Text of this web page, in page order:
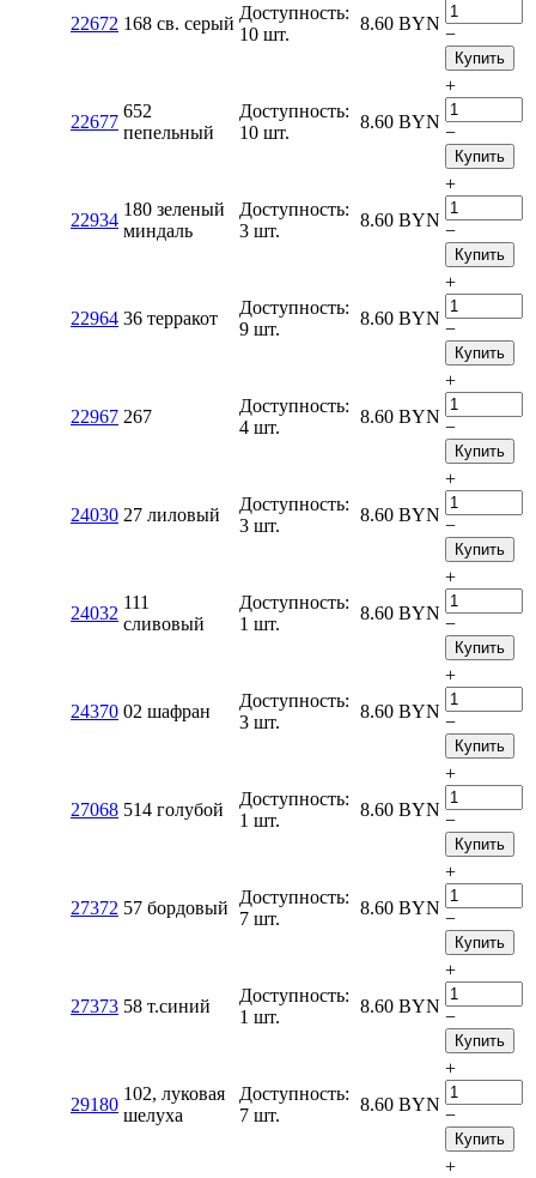
22672 168 св. серый
Доступность:
10 шт.
8.60 BYN
−
Купить
22677
652
пепельный
Доступность:
10 шт.
8.60 BYN
+
−
Купить
22934
180 зеленый
миндаль
Доступность:
3 шт.
8.60 BYN
+
−
Купить
22964 36 терракот
Доступность:
9 шт.
8.60 BYN
+
−
Купить
22967 267
Доступность:
4 шт.
8.60 BYN
+
−
Купить
24030 27 лиловый
Доступность:
3 шт.
8.60 BYN
+
−
Купить
24032
111
сливовый
Доступность:
1 шт.
8.60 BYN
+
−
Купить
24370 02 шафран
Доступность:
3 шт.
8.60 BYN
+
−
Купить
27068 514 голубой
Доступность:
1 шт.
8.60 BYN
+
−
Купить
27372 57 бордовый
Доступность:
7 шт.
8.60 BYN
+
−
Купить
27373 58 т.синий
Доступность:
1 шт.
8.60 BYN
+
−
Купить
29180
102, луковая
шелуха
Доступность:
7 шт.
8.60 BYN
+
−
Купить
+